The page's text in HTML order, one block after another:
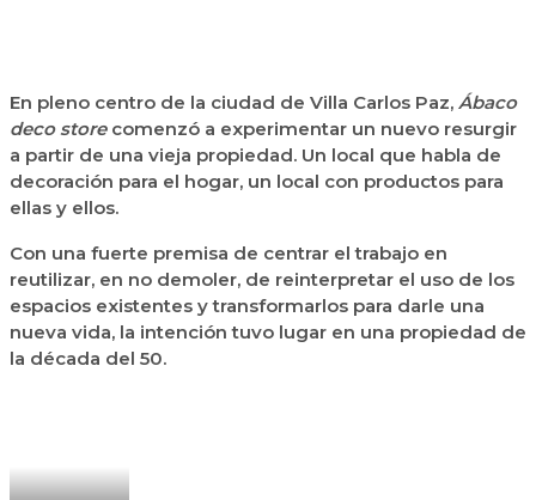
En pleno centro de la ciudad de Villa Carlos Paz, Ábaco
deco storecomenzó a experimentar un nuevo resurgir
a partir de una vieja propiedad. Un local que habla de
decoración para el hogar, un local con productos para
ellas y ellos.
Con una fuerte premisa de centrar el trabajo en
reutilizar, en no demoler, de reinterpretar el uso de los
espacios existentes y transformarlos para darle una
nueva vida, la intención tuvo lugar en una propiedad de
la década del 50.